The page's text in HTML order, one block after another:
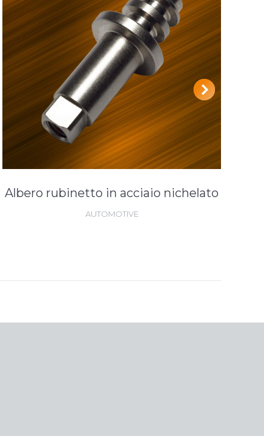
Albero rubinetto in acciaio nichelato
AUTOMOTIVE